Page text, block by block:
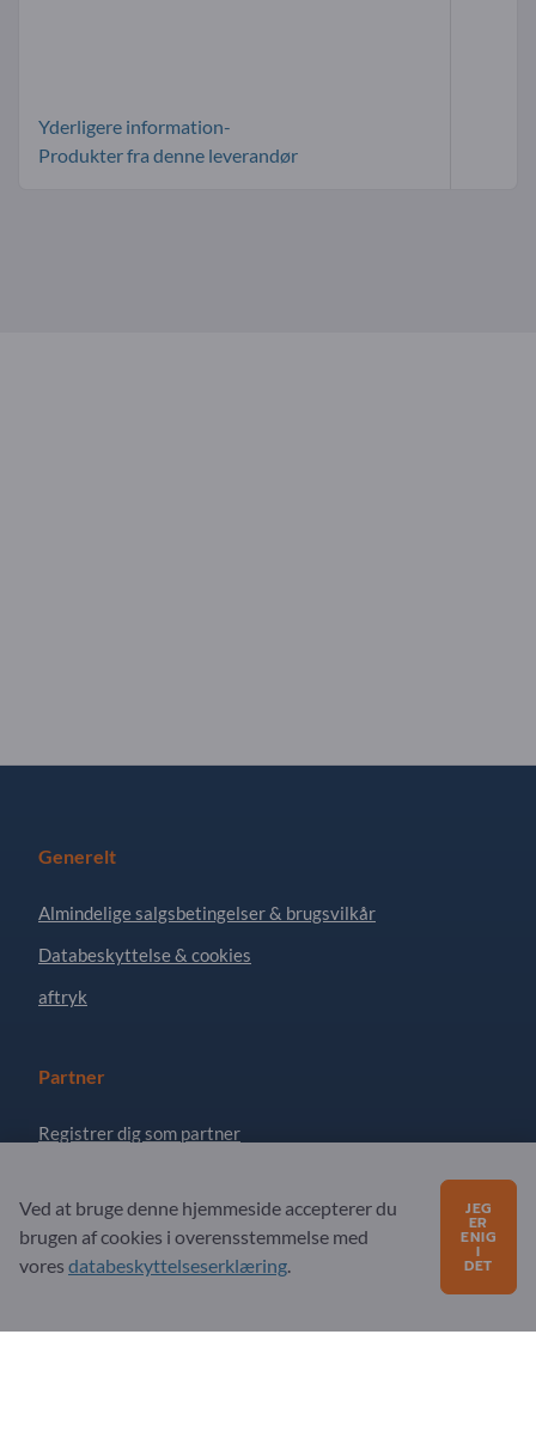
Yderligere information-
Produkter fra denne leverandør
Generelt
Almindelige salgsbetingelser & brugsvilkår
Databeskyttelse & cookies
aftryk
Partner
Registrer dig som partner
Har du spørgsmål?
Ved at bruge denne hjemmeside accepterer du
brugen af ​​cookies i overensstemmelse med
vores databeskyttelseserklæring.
JEG
ER
ENIG
I
DET